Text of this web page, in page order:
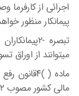
اجرائی از
پیمانکار منظور
تبصره -
میتوانند از اوراق
ماده (
مالی کشور مصوب ۹/۴/۹۲۱۲و اوراق مالی